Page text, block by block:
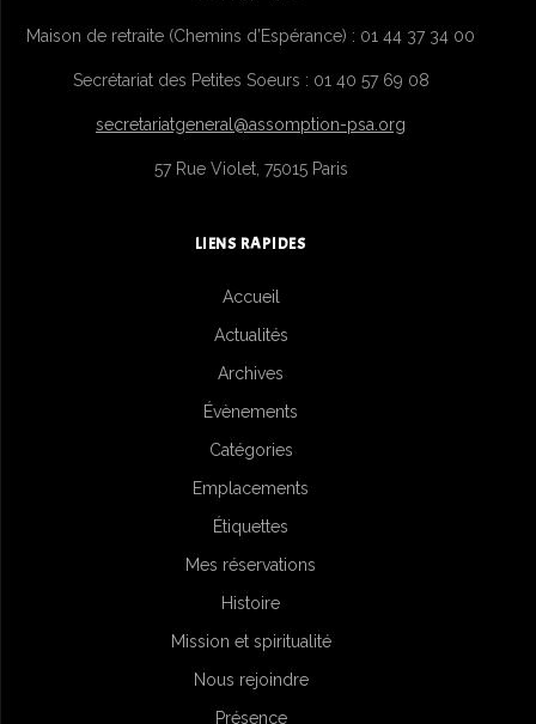
Maison de retraite (Chemins d’Espérance) : 01 44 37 34 00
Secrétariat des Petites Soeurs : 01 40 57 69 08
secretariatgeneral@assomption-psa.org
57 Rue Violet, 75015 Paris
LIENS RAPIDES
Accueil
Actualités
Archives
Évènements
Catégories
Emplacements
Étiquettes
Mes réservations
Histoire
Mission et spiritualité
Nous rejoindre
Présence